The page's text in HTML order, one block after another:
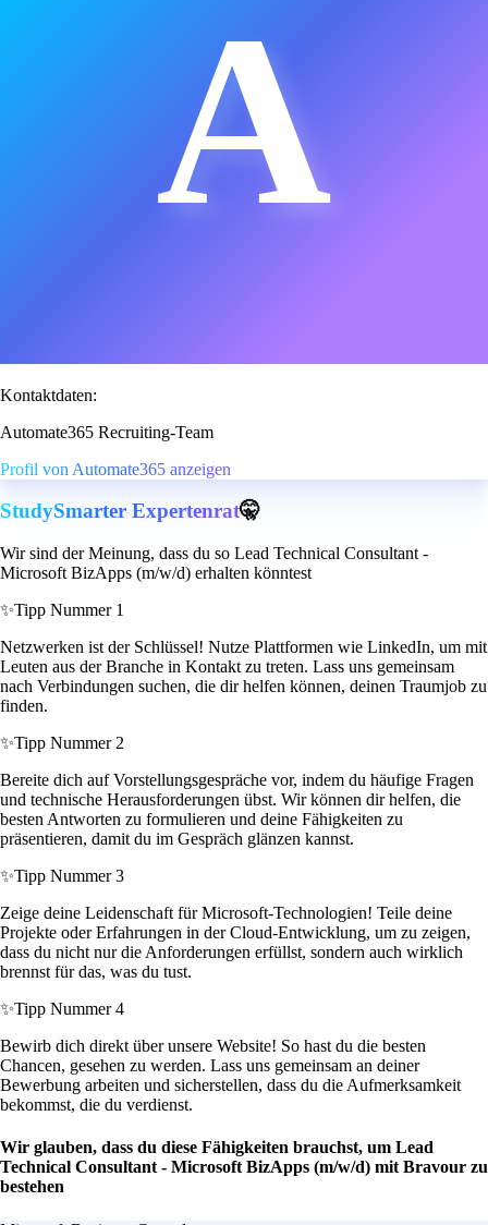
A
Kontaktdaten:
Automate365 Recruiting-Team
Profil von Automate365 anzeigen
StudySmarter Expertenrat🤫
Wir sind der Meinung, dass du so Lead Technical Consultant -
Microsoft BizApps (m/w/d) erhalten könntest
✨Tipp Nummer 1
Netzwerken ist der Schlüssel! Nutze Plattformen wie LinkedIn, um mit
Leuten aus der Branche in Kontakt zu treten. Lass uns gemeinsam
nach Verbindungen suchen, die dir helfen können, deinen Traumjob zu
finden.
✨Tipp Nummer 2
Bereite dich auf Vorstellungsgespräche vor, indem du häufige Fragen
und technische Herausforderungen übst. Wir können dir helfen, die
besten Antworten zu formulieren und deine Fähigkeiten zu
präsentieren, damit du im Gespräch glänzen kannst.
✨Tipp Nummer 3
Zeige deine Leidenschaft für Microsoft-Technologien! Teile deine
Projekte oder Erfahrungen in der Cloud-Entwicklung, um zu zeigen,
dass du nicht nur die Anforderungen erfüllst, sondern auch wirklich
brennst für das, was du tust.
✨Tipp Nummer 4
Bewirb dich direkt über unsere Website! So hast du die besten
Chancen, gesehen zu werden. Lass uns gemeinsam an deiner
Bewerbung arbeiten und sicherstellen, dass du die Aufmerksamkeit
bekommst, die du verdienst.
Wir glauben, dass du diese Fähigkeiten brauchst, um Lead
Technical Consultant - Microsoft BizApps (m/w/d) mit Bravour zu
bestehen